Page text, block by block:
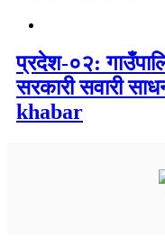
प्रदेश-०२:
सरकारी सवारी
khabar